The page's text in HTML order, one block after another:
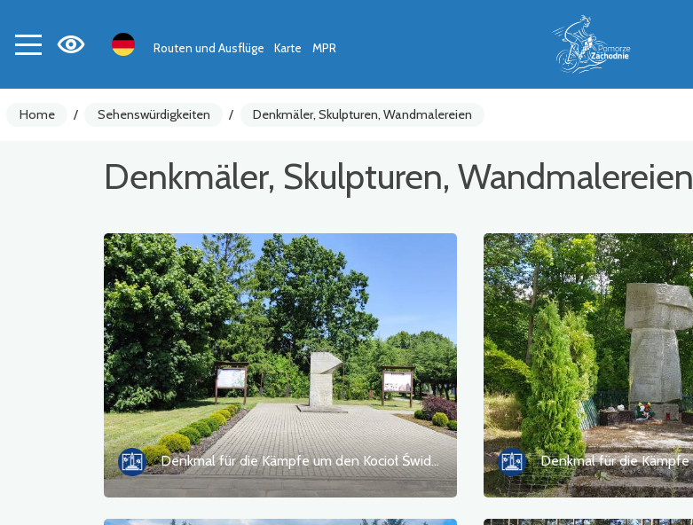
Routen und Ausflüge Karte MPR
Home / Sehenswürdigkeiten / Denkmäler, Skulpturen, Wandmalereien
Denkmäler, Skulpturen, Wandmalereien
Denkmal für die Kämpfe um den Kocioł Świdwiński in Kluczków.